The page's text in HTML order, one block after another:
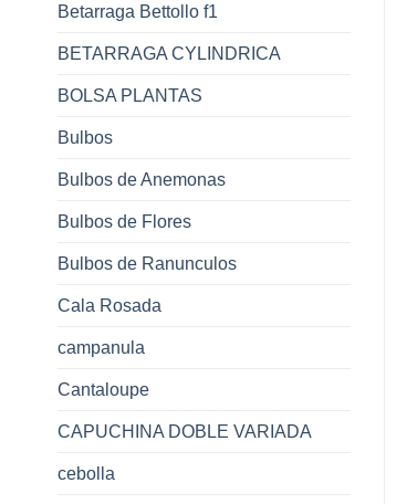
Betarraga Bettollo f1
BETARRAGA CYLINDRICA
BOLSA PLANTAS
Bulbos
Bulbos de Anemonas
Bulbos de Flores
Bulbos de Ranunculos
Cala Rosada
campanula
Cantaloupe
CAPUCHINA DOBLE VARIADA
cebolla